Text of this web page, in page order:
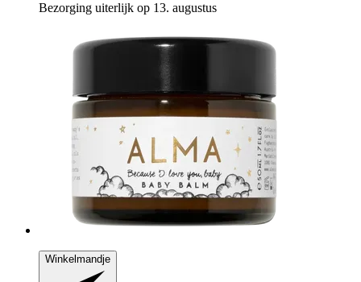
Bezorging uiterlijk op 13. augustus
Winkelmandje